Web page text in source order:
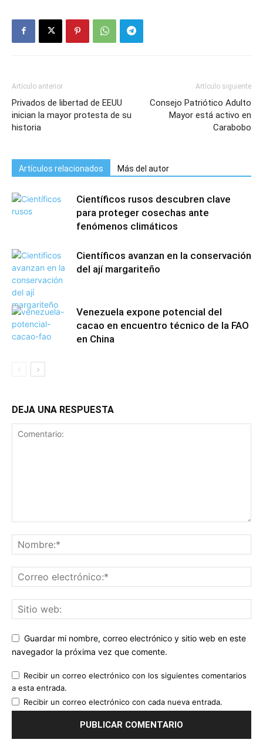
Artículo anterior
Privados de libertad de EEUU
inician la mayor protesta de su
historia
Artículo siguiente
Consejo Patriótico Adulto
Mayor está activo en
Carabobo
Artículos relacionados Más del autor
Científicos rusos descubren clave
para proteger cosechas ante
fenómenos climáticos
Científicos avanzan en la conservación
del ají margariteño
Venezuela expone potencial del
cacao en encuentro técnico de la FAO
en China
DEJA UNA RESPUESTA
Guardar mi nombre, correo electrónico y sitio web en este
navegador la próxima vez que comente.
Recibir un correo electrónico con los siguientes comentarios
a esta entrada.
Recibir un correo electrónico con cada nueva entrada.